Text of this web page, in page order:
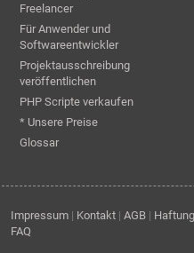
Freelancer
Für Anwender und
Softwareentwickler
Projektausschreibung
veröffentlichen
PHP Scripte verkaufen
* Unsere Preise
Glossar
Impressum | Kontakt | AGB |
FAQ